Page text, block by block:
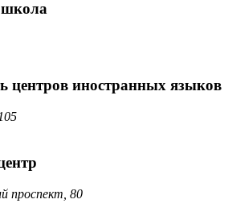
центров иностранных языков
проспект, 80